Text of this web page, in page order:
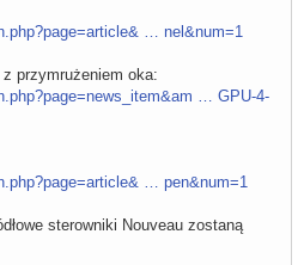
… nel&num=1
przymrużeniem oka:
… GPU-4-
… pen&num=1
sterowniki Nouveau zostaną